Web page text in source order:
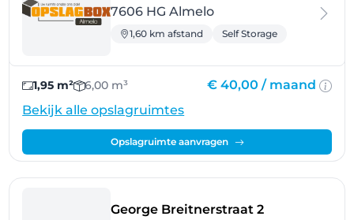
7606 HG Almelo
1,60 km afstand Self Storage
1,95 m² 6,00 m³ € 40,00 / maand
Bekijk alle opslagruimtes
Opslagruimte aanvragen
George Breitnerstraat 2- Almelo